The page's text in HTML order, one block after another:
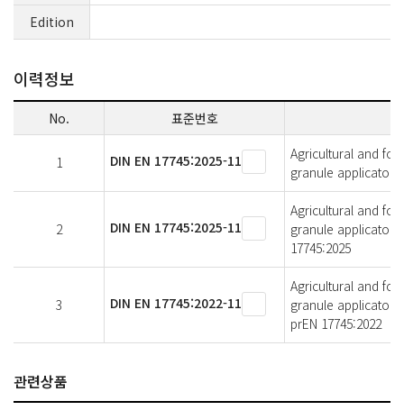
Edition
이력정보
No. 표준번호
1 DIN EN 17745:2025-11
Agricultural and
granule applicator
2 DIN EN 17745:2025-11
Agricultural and
granule applicator
17745:2025
3 DIN EN 17745:2022-11
Agricultural and
granule applicator
prEN 17745:2022
관련상품